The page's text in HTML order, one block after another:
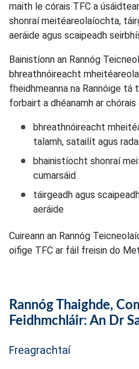
maith le córais TFC a
shonraí meitéareolaíochta,
aeráide agus scaipeadh
Bainistíonn an Rannóg
bhreathnóireacht
fheidhmeanna na Rannóige
forbairt a dhéanamh ar
bhreathnóireacht
talamh, satailít agus
bhainistíocht shonraí
cumarsáid
táirgeadh agus
aeráide
Cuireann an Rannóg
oifige TFC ar fáil freisin do
Rannóg Thaighde,
Feidhmchláir: An Dr
Freagrachtaí